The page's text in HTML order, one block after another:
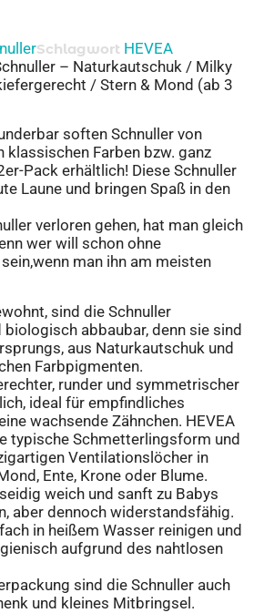
Schlagwort HEVEA
– Naturkautschuk / Milky
/ Stern & Mond (ab 3
soften Schnuller von
klassischen Farben bzw. ganz
Pack erhältlich! Diese Schnuller
Laune und bringen Spaß in den
verloren gehen, hat man gleich
wer will schon ohne
man ihn am meisten
sind die Schnuller
abbaubar, denn sie sind
aus Naturkautschuk und
Farbpigmenten.
runder und symmetrischer
ideal für empfindliches
wachsende Zähnchen. HEVEA
typische Schmetterlingsform und
Ventilationslöcher in
Ente, Krone oder Blume.
weich und sanft zu Babys
aber dennoch widerstandsfähig.
in heißem Wasser reinigen und
aufgrund des nahtlosen
sind die Schnuller auch
und kleines Mitbringsel.